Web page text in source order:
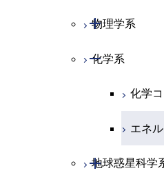
数学コ
物理学系
開閉
化学系
開閉
化学
エネ
地球惑星科学
開閉